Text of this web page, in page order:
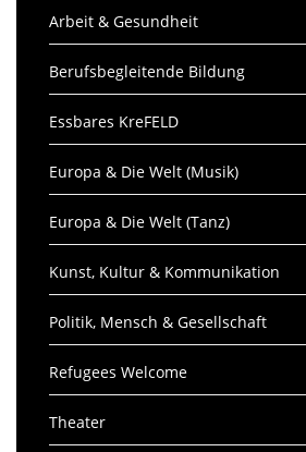
Arbeit & Gesundheit
Berufsbegleitende Bildung
Essbares KreFELD
Europa & Die Welt (Musik)
Europa & Die Welt (Tanz)
Kunst, Kultur & Kommunikation
Politik, Mensch & Gesellschaft
Refugees Welcome
Theater